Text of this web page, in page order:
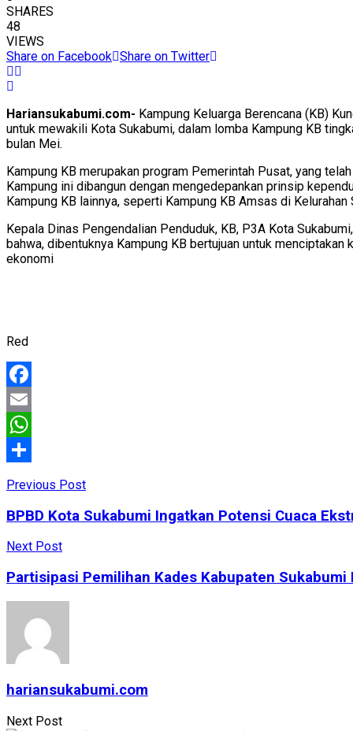
SHARES
48
VIEWS
Share on Facebook Share on Twitter
Hariansukabumi.com- Kampung Keluarga Berencana (KB)
untuk mewakili Kota Sukabumi, dalam lomba Kampung KB
bulan Mei.
Kampung KB merupakan program Pemerintah Pusat, yang
Kampung ini dibangun dengan mengedepankan prinsip
Kampung KB lainnya, seperti Kampung KB Amsas di Kelurahan
Kepala Dinas Pengendalian Penduduk, KB, P3A Kota
bahwa, dibentuknya Kampung KB bertujuan untuk
ekonomi
Red
Facebook
Email
WhatsApp
Previous Post
BPBD Kota Sukabumi Ingatkan Potensi Cuaca
Next Post
Partisipasi Pemilihan Kades Kabupaten
hariansukabumi.com
Next Post